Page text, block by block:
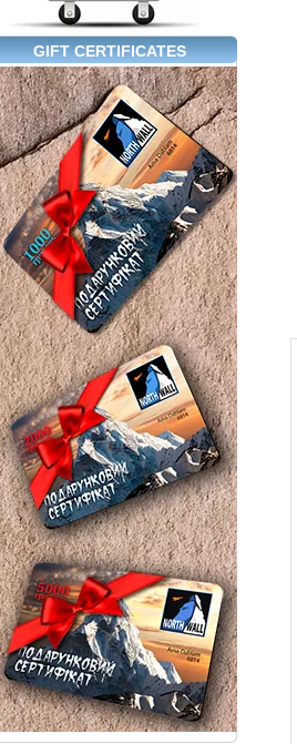
GIFT CERTIFICATES